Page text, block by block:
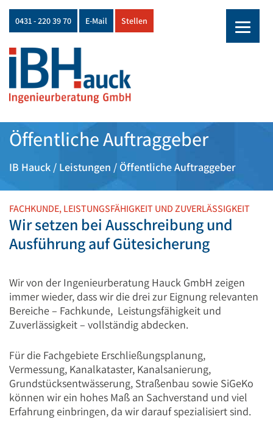
Skip
0431 - 220 39 70 E-Mail Stellen
Öffentliche Auftraggeber
IB Hauck / Leistungen / Öffentliche Auftraggeber
FACHKUNDE, LEISTUNGSFÄHIGKEIT UND ZUVERLÄSSIGKEIT
Wir setzen bei Ausschreibung und
Ausführung auf Gütesicherung
Wir von der Ingenieurberatung Hauck GmbH zeigen
immer wieder, dass wir die drei zur Eignung relevanten
Bereiche – Fachkunde, Leistungsfähigkeit und
Zuverlässigkeit – vollständig abdecken.
Für die Fachgebiete Erschließungsplanung,
Vermessung, Kanalkataster, Kanalsanierung,
Grundstücksentwässerung, Straßenbau sowie SiGeKo
können wir ein hohes Maß an Sachverstand und viel
Erfahrung einbringen, da wir darauf spezialisiert sind.